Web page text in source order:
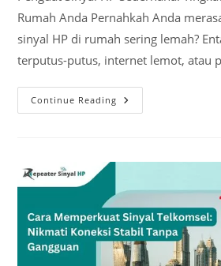
Rumah Anda Pernahkah Anda
sinyal HP di rumah sering lemah?
terputus-putus, internet lemot, atau
Continue Reading Penguat
Sinyal
Di
Anda